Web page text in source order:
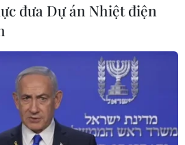
đưa Dự án Nhiệt điện